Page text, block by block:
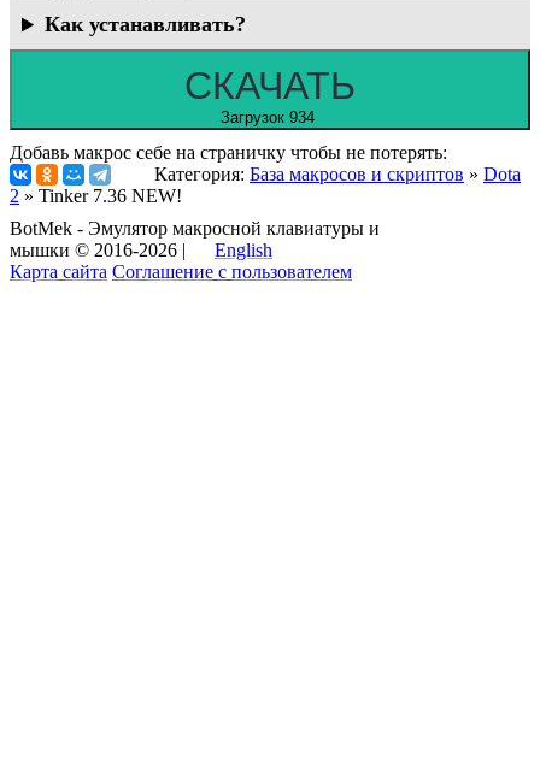
Как устанавливать?
СКАЧАТЬ
Загрузок 934
Добавь макрос себе на страничку чтобы не потерять:
Категория: База макросов и скриптов » Dota
2 » Tinker 7.36 NEW!
BotMek - Эмулятор макросной клавиатуры и
мышки © 2016-2026 |
English
Карта сайта Соглашение с пользователем